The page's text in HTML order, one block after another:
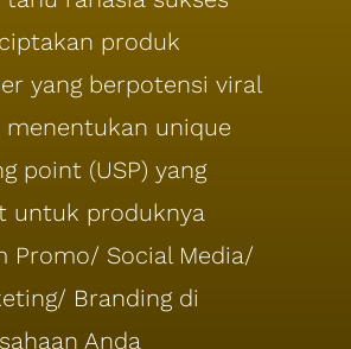
produk
yang berpotensi viral
menentukan unique
point (USP) yang
untuk produknya
Promo/ Social Media/
Branding di
Anda